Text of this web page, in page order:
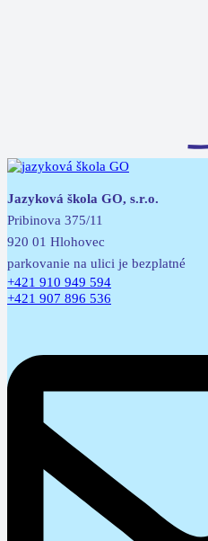
Jazyková škola GO, s.r.o.
Pribinova 375/11
920 01 Hlohovec
parkovanie na ulici je bezplatné
+421 910 949 594
+421 907 896 536